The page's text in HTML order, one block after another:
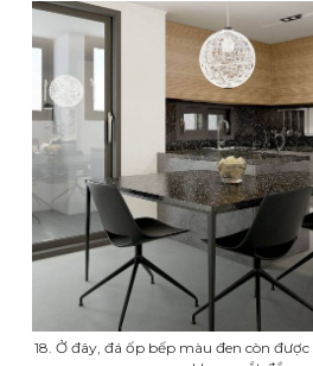
18. Ở đây, đá ốp bếp màu đen còn